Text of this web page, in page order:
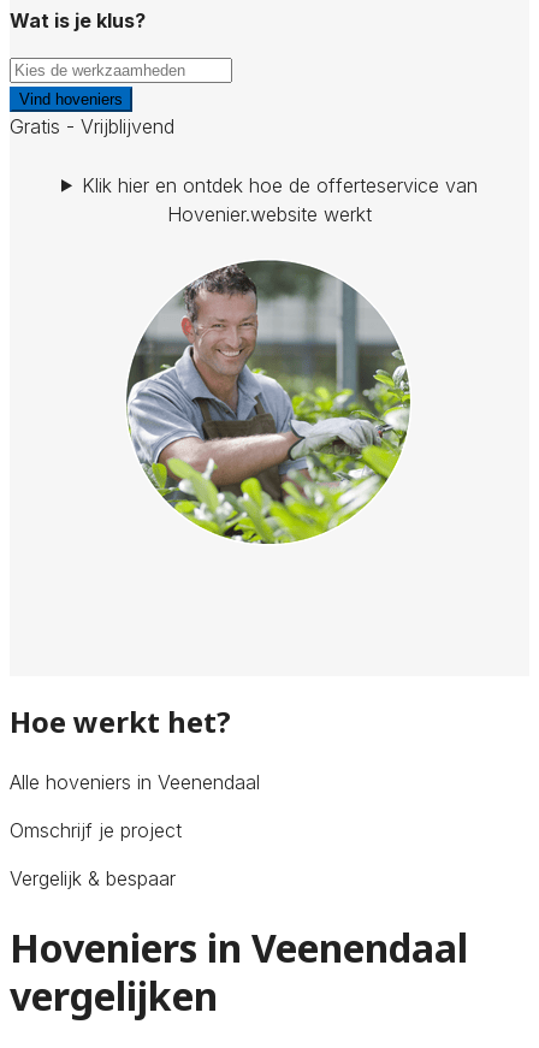
Wat is je klus?
Vind hoveniers
Gratis - Vrijblijvend
Klik hier en ontdek hoe de offerteservice van
Hovenier.website werkt
Hoe werkt het?
Alle hoveniers in Veenendaal
Omschrijf je project
Vergelijk & bespaar
Hoveniers in Veenendaal
vergelijken